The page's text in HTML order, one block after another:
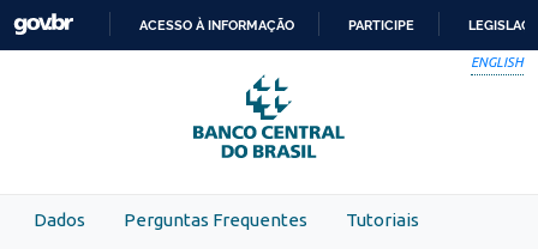
Skip to main content
PARA
O
CONTEÚDO
ACESSO À INFORMAÇÃO PARTICIPE
ENGLISH
Dados Perguntas Frequentes Tutoriais